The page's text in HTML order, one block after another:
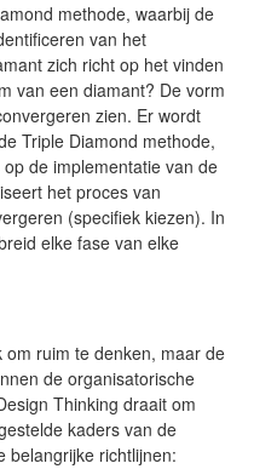
methode, waarbij de
van het
zich richt op het vinden
van een diamant? De vorm
zien. Er wordt
Triple Diamond methode,
de implementatie van de
het proces van
(specifiek kiezen). In
elke fase van elke
om ruim te denken, maar de
de organisatorische
Thinking draait om
kaders van de
belangrijke richtlijnen: